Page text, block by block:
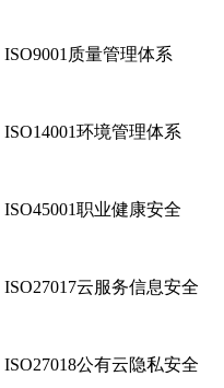
ISO9001质量管理体系
ISO14001环境管理体系
ISO45001职业健康安全
ISO27017云服务信息安全
ISO27018公有云隐私安全